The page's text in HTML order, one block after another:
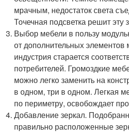
мрачным, недостаток света
Точечная подсветка решит эту
Выбор мебели в пользу
от дополнительных
индустрия старается
потребителей. Громоздкие
можно легко заменить на
в одном, три в одном. Легкая
по периметру, освобождает
Добавление зеркал.
правильно расположенные